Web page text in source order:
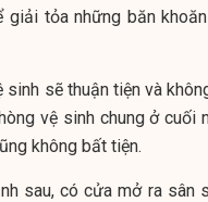
tỏa những băn
sinh sẽ thuận tiện và
vệ sinh chung ở cuối
không bất tiện.
sau, có cửa mở ra sân